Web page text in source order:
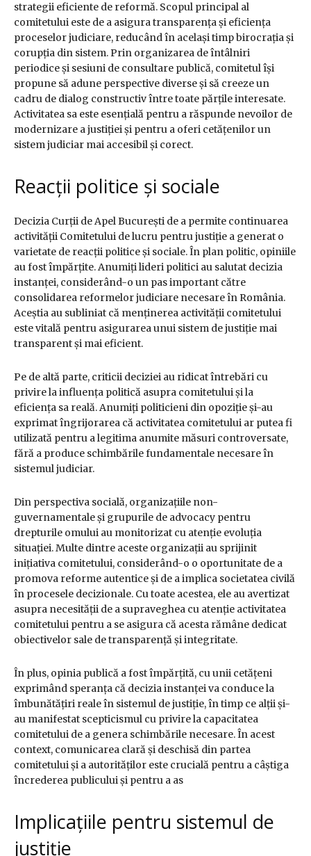
strategii eficiente de reformă. Scopul principal al
comitetului este de a asigura transparența și eficiența
proceselor judiciare, reducând în același timp birocrația și
corupția din sistem. Prin organizarea de întâlniri
periodice și sesiuni de consultare publică, comitetul își
propune să adune perspective diverse și să creeze un
cadru de dialog constructiv între toate părțile interesate.
Activitatea sa este esențială pentru a răspunde nevoilor de
modernizare a justiției și pentru a oferi cetățenilor un
sistem judiciar mai accesibil și corect.
Reacții politice și sociale
Decizia Curții de Apel București de a permite continuarea
activității Comitetului de lucru pentru justiție a generat o
varietate de reacții politice și sociale. În plan politic, opiniile
au fost împărțite. Anumiți lideri politici au salutat decizia
instanței, considerând-o un pas important către
consolidarea reformelor judiciare necesare în România.
Aceștia au subliniat că menținerea activității comitetului
este vitală pentru asigurarea unui sistem de justiție mai
transparent și mai eficient.
Pe de altă parte, criticii deciziei au ridicat întrebări cu
privire la influența politică asupra comitetului și la
eficiența sa reală. Anumiți politicieni din opoziție și-au
exprimat îngrijorarea că activitatea comitetului ar putea fi
utilizată pentru a legitima anumite măsuri controversate,
fără a produce schimbările fundamentale necesare în
sistemul judiciar.
Din perspectiva socială, organizațiile non-
guvernamentale și grupurile de advocacy pentru
drepturile omului au monitorizat cu atenție evoluția
situației. Multe dintre aceste organizații au sprijinit
inițiativa comitetului, considerând-o o oportunitate de a
promova reforme autentice și de a implica societatea civilă
în procesele decizionale. Cu toate acestea, ele au avertizat
asupra necesității de a supraveghea cu atenție activitatea
comitetului pentru a se asigura că acesta rămâne dedicat
obiectivelor sale de transparență și integritate.
În plus, opinia publică a fost împărțită, cu unii cetățeni
exprimând speranța că decizia instanței va conduce la
îmbunătățiri reale în sistemul de justiție, în timp ce alții și-
au manifestat scepticismul cu privire la capacitatea
comitetului de a genera schimbările necesare. În acest
context, comunicarea clară și deschisă din partea
comitetului și a autorităților este crucială pentru a câștiga
încrederea publicului și pentru a as
Implicațiile pentru sistemul de
justiție